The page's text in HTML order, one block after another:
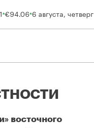
€94.06 6 августа, четверг
восточного